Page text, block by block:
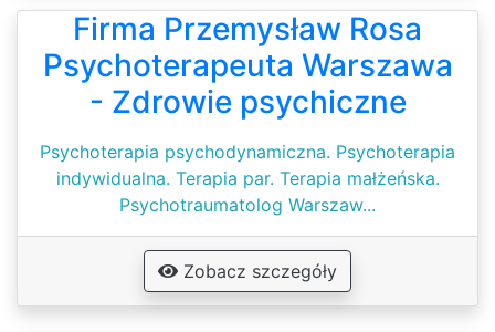
Firma Przemysław Rosa
Psychoterapeuta Warszawa
- Zdrowie psychiczne
Psychoterapia psychodynamiczna. Psychoterapia
indywidualna. Terapia par. Terapia małżeńska.
Psychotraumatolog Warszaw...
Zobacz szczegóły